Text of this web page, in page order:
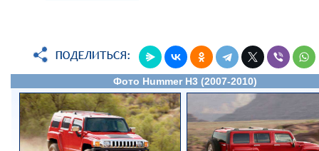
Фото Hummer H3 (2007-2010)